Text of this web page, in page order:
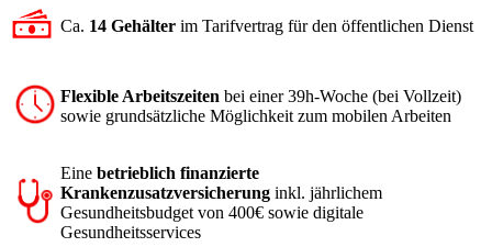
Ca. 14 Gehälter im Tarifvertrag für den öffentlichen Dienst
Flexible Arbeitszeiten bei einer 39h-Woche (bei Vollzeit)
sowie grundsätzliche Möglichkeit zum mobilen Arbeiten
Eine betrieblich finanzierte
Krankenzusatzversicherung inkl. jährlichem
Gesundheitsbudget von 400€ sowie digitale
Gesundheitsservices